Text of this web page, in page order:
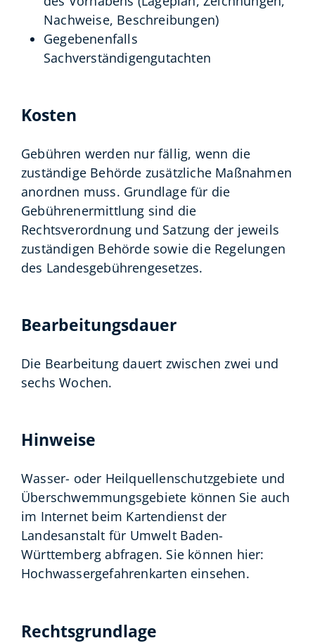
Nachweise, Beschreibungen)
Gegebenenfalls
Sachverständigengutachten
Kosten
Gebühren werden nur fällig, wenn die
zuständige Behörde zusätzliche Maßnahmen
anordnen muss. Grundlage für die
Gebührenermittlung sind die
Rechtsverordnung und Satzung der jeweils
zuständigen Behörde sowie die Regelungen
des Landesgebührengesetzes.
Bearbeitungsdauer
Die Bearbeitung dauert zwischen zwei und
sechs Wochen.
Hinweise
Wasser- oder Heilquellenschutzgebiete und
Überschwemmungsgebiete können Sie auch
im Internet beim Kartendienst der
Landesanstalt für Umwelt Baden-
Württemberg abfragen. Sie können hier:
Hochwassergefahrenkarten einsehen.
Rechtsgrundlage